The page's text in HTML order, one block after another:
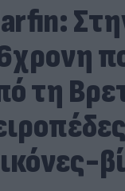
τη